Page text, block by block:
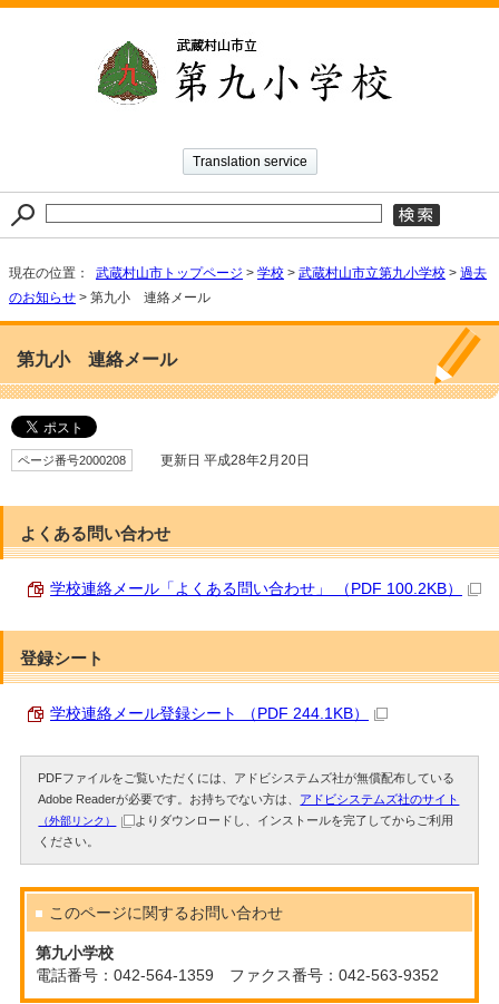
Translation service
現在の位置： 武蔵村山市トップページ > 学校 > 武蔵村山市立第九小学校 > 過去
のお知らせ > 第九小 連絡メール
第九小 連絡メール
ページ番号2000208 更新日 平成28年2月20日
よくある問い合わせ
学校連絡メール「よくある問い合わせ」 （PDF 100.2KB）
登録シート
学校連絡メール登録シート （PDF 244.1KB）
PDFファイルをご覧いただくには、アドビシステムズ社が無償配布している
Adobe Readerが必要です。お持ちでない方は、 アドビシステムズ社のサイト
（外部リンク）
よりダウンロードし、インストールを完了してからご利用
ください。
このページに関する お問い合わせ
第九小学校
電話番号：042-564-1359 ファクス番号：042-563-9352